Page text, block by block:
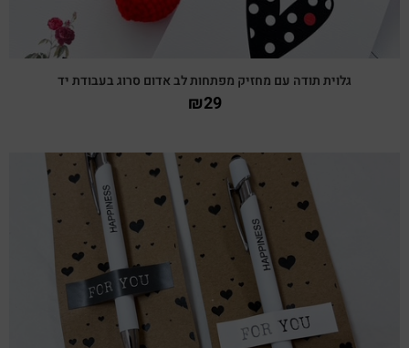
גלוית תודה עם מחזיק מפתחות לב אדום סרוג בעבודת יד
₪29
צפייה מהירה